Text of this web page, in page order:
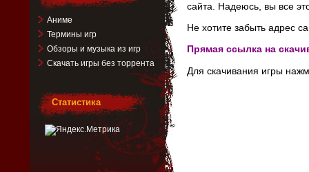
сайта. Надеюсь, вы все
Не хотите забыть адрес
Прямая ссылка на
Для скачивания игры
Аниме
Термины игр
Обзоры и музыка из игр
Скачать игры без торрента
Статистика